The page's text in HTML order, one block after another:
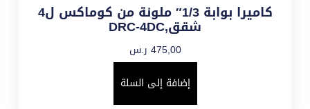
كاميرا بوابة 1/3″ ملونة من كوماكس ل4
شقق,DRC-4DC
475,00 ر.س
إضافة إلى السلة